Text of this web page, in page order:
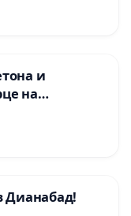
и
на
Дианабад!